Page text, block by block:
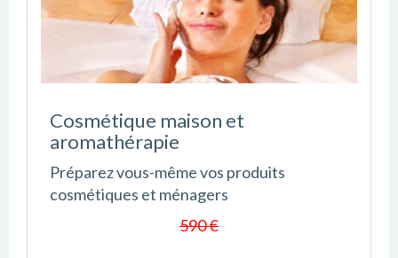
Cosmétique maison et
aromathérapie
Préparez vous-même vos produits
cosmétiques et ménagers
590 €